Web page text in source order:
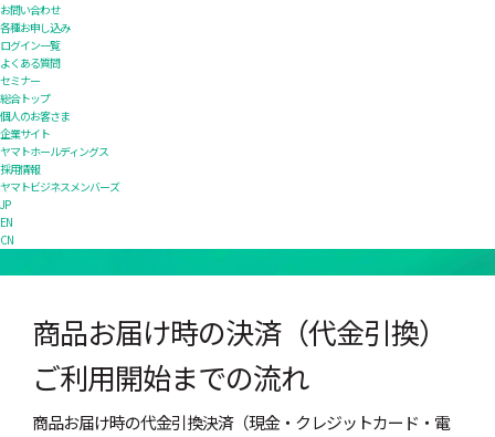
お問い合わせ
各種お申し込み
ログイン一覧
よくある質問
セミナー
総合トップ
個人のお客さま
企業サイト
ヤマトホールディングス
採用情報
ヤマトビジネスメンバーズ
JP
EN
CN
商品お届け時の決済（代金引換）
ご利用開始までの流れ
商品お届け時の代金引換決済（現金・クレジットカード・電